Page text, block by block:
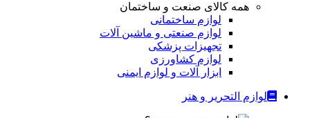
همه کالای صنعت و ساختمان
لوازم ساختمانی
لوازم صنعتی و ماشین آلات
تجهیزات پزشکی
لوازم کشاورزی
ابزار آلات و لوازم ایمنی
لوازم التحریر و هنر